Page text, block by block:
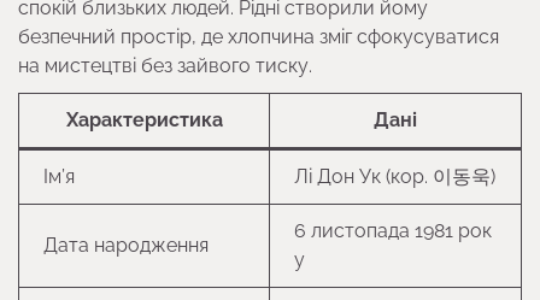
спокій близьких людей. Рідні створили йому
безпечний простір, де хлопчина зміг сфокусуватися
на мистецтві без зайвого тиску.
Характеристика Дані
Ім’я Лі Дон Ук (кор. 이동욱)
Дата народження
6 листопада 1981 рок
у